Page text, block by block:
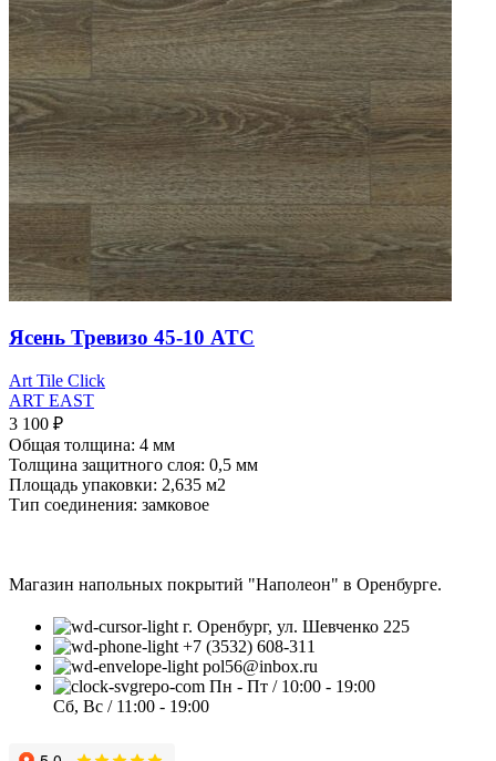
Ясень Тревизо 45-10 ATC
Art Tile Click
ART EAST
3 100 ₽
Общая толщина: 4 мм
Толщина защитного слоя: 0,5 мм
Площадь упаковки: 2,635 м2
Тип соединения: замковое
Магазин напольных покрытий "Наполеон" в Оренбурге.
г. Оренбург, ул. Шевченко 225
+7 (3532) 608-311
pol56@inbox.ru
Пн - Пт / 10:00 - 19:00
Сб, Вс / 11:00 - 19:00